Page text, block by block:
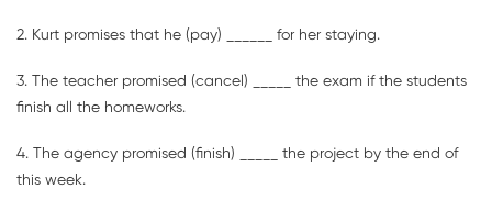
2. Kurt promises that he (pay) ______ for her staying.
3. The teacher promised (cancel) _____ the exam if the students
finish all the homeworks.
4. The agency promised (finish) _____ the project by the end of
this week.